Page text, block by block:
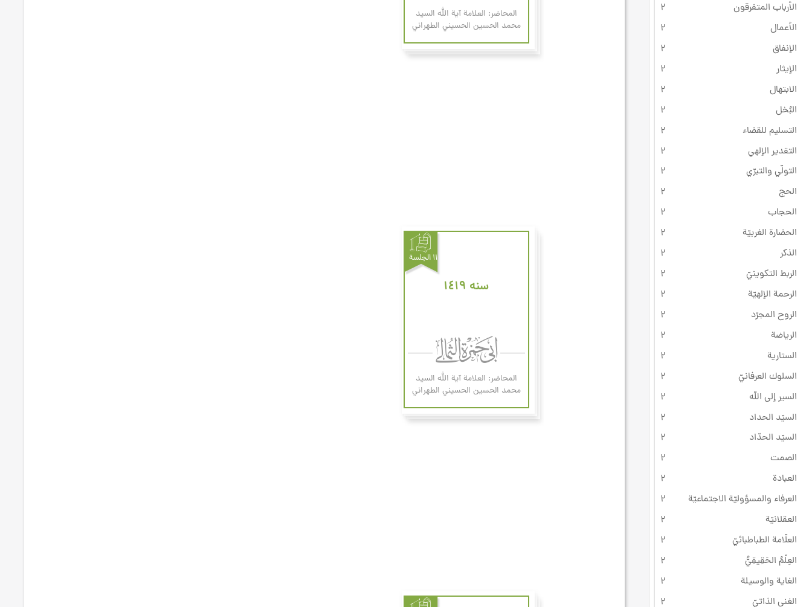
الأرباب المتفرقون
۲
الأعمال
۲
الإنفاق
۲
الإيثار
۲
الابتهال
۲
البُخل
۲
التسليم للقضاء
۲
التقدير الإلهي
۲
التولّي والتبرّي
۲
الحج
۲
الحجاب
۲
الحضارة الغربيّة
۲
الذكر
۲
الربط التكوينيّ
۲
الرحمة الإلهيّة
۲
الروح المجرّد
۲
الرياضة
۲
الستارية
۲
السلوك العرفانيّ
۲
السير إلى الله
۲
السيّد الحداد
۲
السيّد الحدّاد
۲
الصمت
۲
العبادة
۲
العرفاء والمسؤوليّة الاجتماعيّة
۲
العقلانيّة
۲
العلّامة الطباطبائيّ
۲
العِلْمُ الحَقِيقِيُّ
۲
الغاية والوسيلة
۲
الغنى الذاتيّ
۲
المحاضر: العلامة آیة الله السيد
محمد الحسين الحسيني الطهراني
۱۱ الجلسة
سنه ۱٤۱٩
المحاضر: العلامة آیة الله السيد
محمد الحسين الحسيني الطهراني